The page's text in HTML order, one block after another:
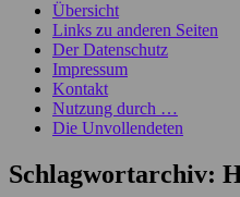
Übersicht
Links zu anderen Seiten
Der Datenschutz
Impressum
Kontakt
Nutzung durch …
Die Unvollendeten
Schlagwortarchiv: